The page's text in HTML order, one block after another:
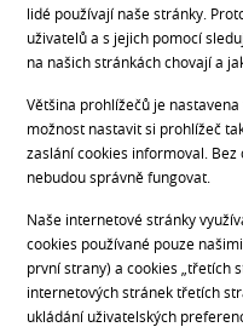
lidé používají naše stránky.
uživatelů a s jejich pomocí
na našich stránkách chovají a
Většina prohlížečů je
možnost nastavit si prohlížeč
zaslání cookies informoval.
nebudou správně fungovat.
Naše internetové stránky
cookies používané pouze
první strany) a cookies „třetích
internetových stránek třetích
ukládání uživatelských